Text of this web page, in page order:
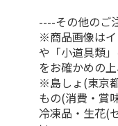
----その他のご
※商品画像はイ
や「小道具類
をお確かめの
※島しょ(東京
もの(消費・賞
冷凍品・生花(